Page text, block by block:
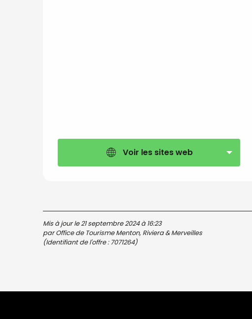
Voir les sites web
Mis à jour le 21 septembre 2024 à 16:23
par Office de Tourisme Menton, Riviera & Merveilles
(Identifiant de l'offre : 7071264)